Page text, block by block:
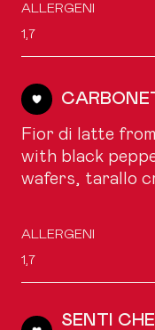
ALLERGENI
1,7
Fior di latte
with black
wafers, tarallo
ALLERGENI
1,7
SENTI CHE